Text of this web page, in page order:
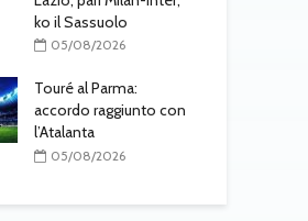
ko il Sassuolo
05/08/2026
Touré al Parma:
accordo raggiunto con
l’Atalanta
05/08/2026